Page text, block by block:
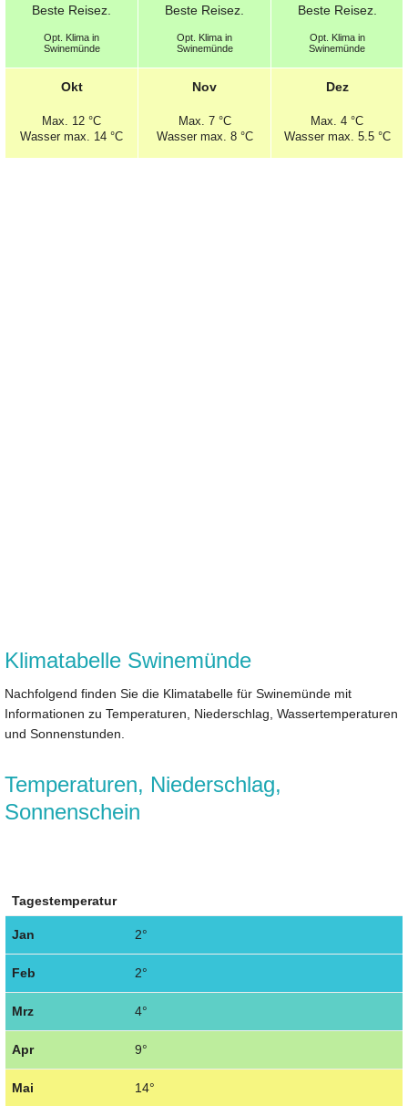
Beste Reisez.
Opt. Klima in
Swinemünde
Beste Reisez.
Opt. Klima in
Swinemünde
Beste Reisez.
Opt. Klima in
Swinemünde
Okt
Max. 12 °C
Wasser max. 14 °C
Nov
Max. 7 °C
Wasser max. 8 °C
Dez
Max. 4 °C
Wasser max. 5.5 °C
Klimatabelle Swinemünde
Nachfolgend finden Sie die Klimatabelle für Swinemünde mit
Informationen zu Temperaturen, Niederschlag, Wassertemperaturen
und Sonnenstunden.
Temperaturen, Niederschlag,
Sonnenschein
Tagestemperatur
Jan 2°
Feb 2°
Mrz 4°
Apr 9°
Mai 14°